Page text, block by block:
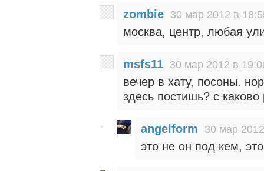
zombie 30 мар 2012 в
москва, центр, любая
msfs11 30 мар 2012 в
вечер в хату, посоны.
здесь постишь? с
angelform 30 мар
это не он под кем,